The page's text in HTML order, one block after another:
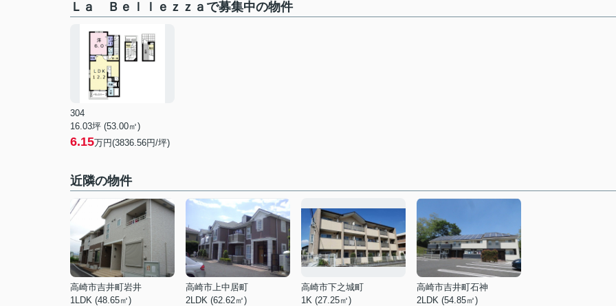
Ｌａ Ｂｅｌｌｅｚｚａで募集中の物件
304
16.03坪 (53.00㎡)
6.15万円(3836.56円/坪)
近隣の物件
高崎市吉井町岩井
1LDK (48.65㎡)
高崎市上中居町
2LDK (62.62㎡)
高崎市下之城町
1K (27.25㎡)
高崎市吉井町石神
2LDK (54.85㎡)